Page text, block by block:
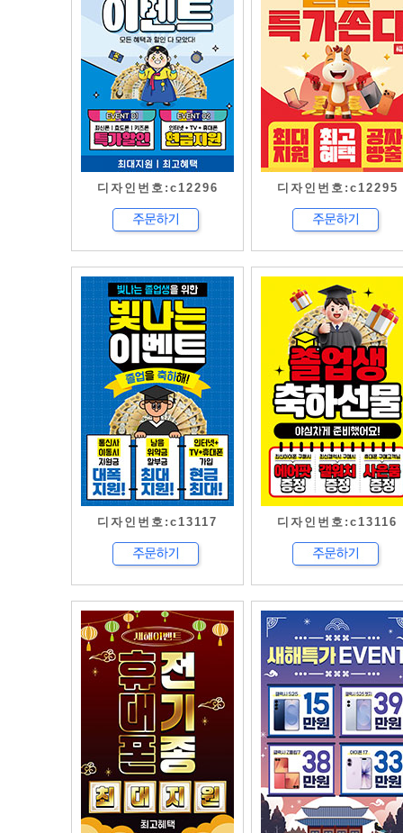
디자인번호:c12296 디자인번호:c12295
디자인번호:c13117 디자인번호:c13116